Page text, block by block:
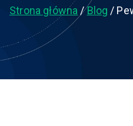
Strona główna Blog